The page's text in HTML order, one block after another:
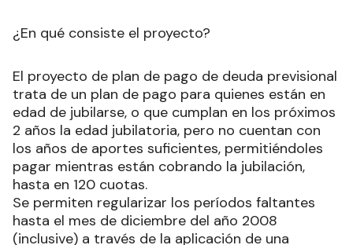
¿En qué consiste el proyecto?
El proyecto de plan de pago de deuda previsional
trata de un plan de pago para quienes están en
edad de jubilarse, o que cumplan en los próximos
2 años la edad jubilatoria, pero no cuentan con
los años de aportes suficientes, permitiéndoles
pagar mientras están cobrando la jubilación,
hasta en 120 cuotas.
Se permiten regularizar los períodos faltantes
hasta el mes de diciembre del año 2008
(inclusive) a través de la aplicación de una